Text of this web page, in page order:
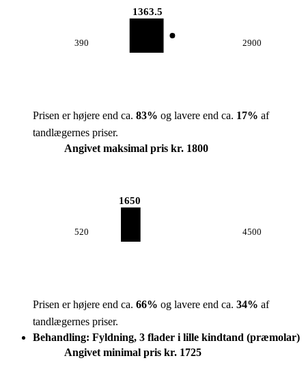
390
1363.5
2900
Prisen er højere end ca. 83% og lavere end ca. 17% af
tandlægernes priser.
Angivet maksimal pris kr. 1800
520
1650
4500
Prisen er højere end ca. 66% og lavere end ca. 34% af
tandlægernes priser.
Behandling: Fyldning, 3 flader i lille kindtand (præmolar)
Angivet minimal pris kr. 1725